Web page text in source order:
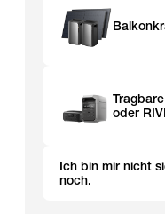
oder
Ich bin mir nicht
noch.